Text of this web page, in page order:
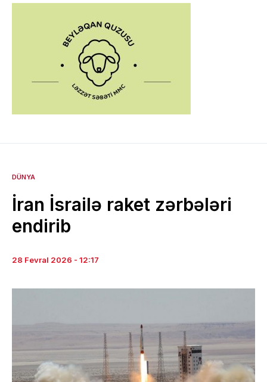
DÜNYA
İran İsrailə raket zərbələri
endirib
28 Fevral 2026 - 12:17